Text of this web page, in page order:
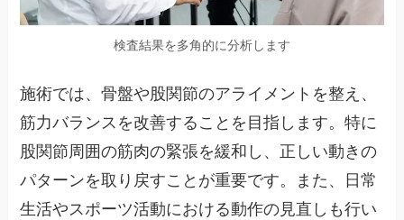
検査結果を多角的に分析します
施術では、骨盤や股関節のアライメントを整え、
筋力バランスを改善することを目指します。特に
股関節周囲の筋肉の緊張を緩和し、正しい動きの
パターンを取り戻すことが重要です。また、日常
生活やスポーツ活動における動作の見直しも行い